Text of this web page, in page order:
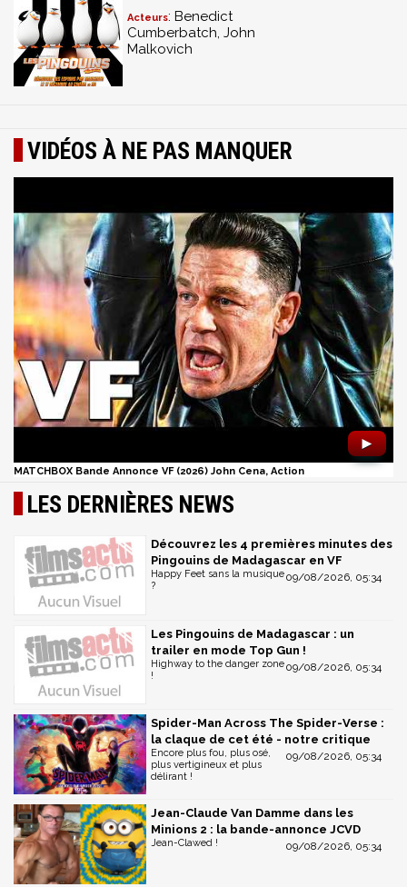
Acteurs: Benedict
Cumberbatch, John
Malkovich
VIDÉOS À NE PAS MANQUER
►
MATCHBOX Bande Annonce VF (2026) John Cena, Action
LES DERNIÈRES NEWS
Découvrez les 4 premières minutes des
Pingouins de Madagascar en VF
09/08/2026, 05:34
Happy Feet sans la musique
?
Les Pingouins de Madagascar : un
trailer en mode Top Gun !
09/08/2026, 05:34
Highway to the danger zone
!
Spider-Man Across The Spider-Verse :
la claque de cet été - notre critique
09/08/2026, 05:34
Encore plus fou, plus osé,
plus vertigineux et plus
délirant !
Jean-Claude Van Damme dans les
Minions 2 : la bande-annonce JCVD
09/08/2026, 05:34
Jean-Clawed !